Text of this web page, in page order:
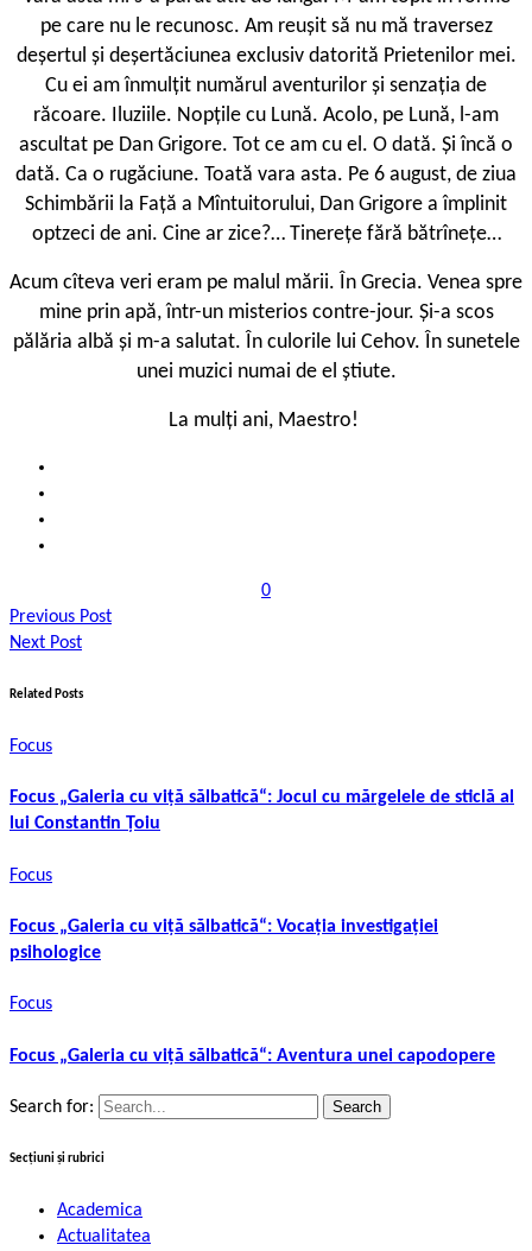
pe care nu le recunosc. Am reușit să nu mă traversez
deșertul și deșertăciunea exclusiv datorită Prietenilor mei.
Cu ei am înmulțit numărul aventurilor și senzația de
răcoare. Iluziile. Nopțile cu Lună. Acolo, pe Lună, l-am
ascultat pe Dan Grigore. Tot ce am cu el. O dată. Și încă o
dată. Ca o rugăciune. Toată vara asta. Pe 6 august, de ziua
Schimbării la Față a Mîntuitorului, Dan Grigore a împlinit
optzeci de ani. Cine ar zice?… Tinerețe fără bătrînețe…
Acum cîteva veri eram pe malul mării. În Grecia. Venea spre
mine prin apă, într-un misterios contre-jour. Și-a scos
pălăria albă și m-a salutat. În culorile lui Cehov. În sunetele
unei muzici numai de el știute.
La mulți ani, Maestro!
0
Previous Post
Next Post
Related Posts
Focus
Focus „Galeria cu viță sălbatică“: Jocul cu mărgelele de sticlă al
lui Constantin Țoiu
Focus
Focus „Galeria cu viță sălbatică“: Vocația investigației
psihologice
Focus
Focus „Galeria cu viță sălbatică“: Aventura unei capodopere
Search for:
Secțiuni și rubrici
Academica
Actualitatea